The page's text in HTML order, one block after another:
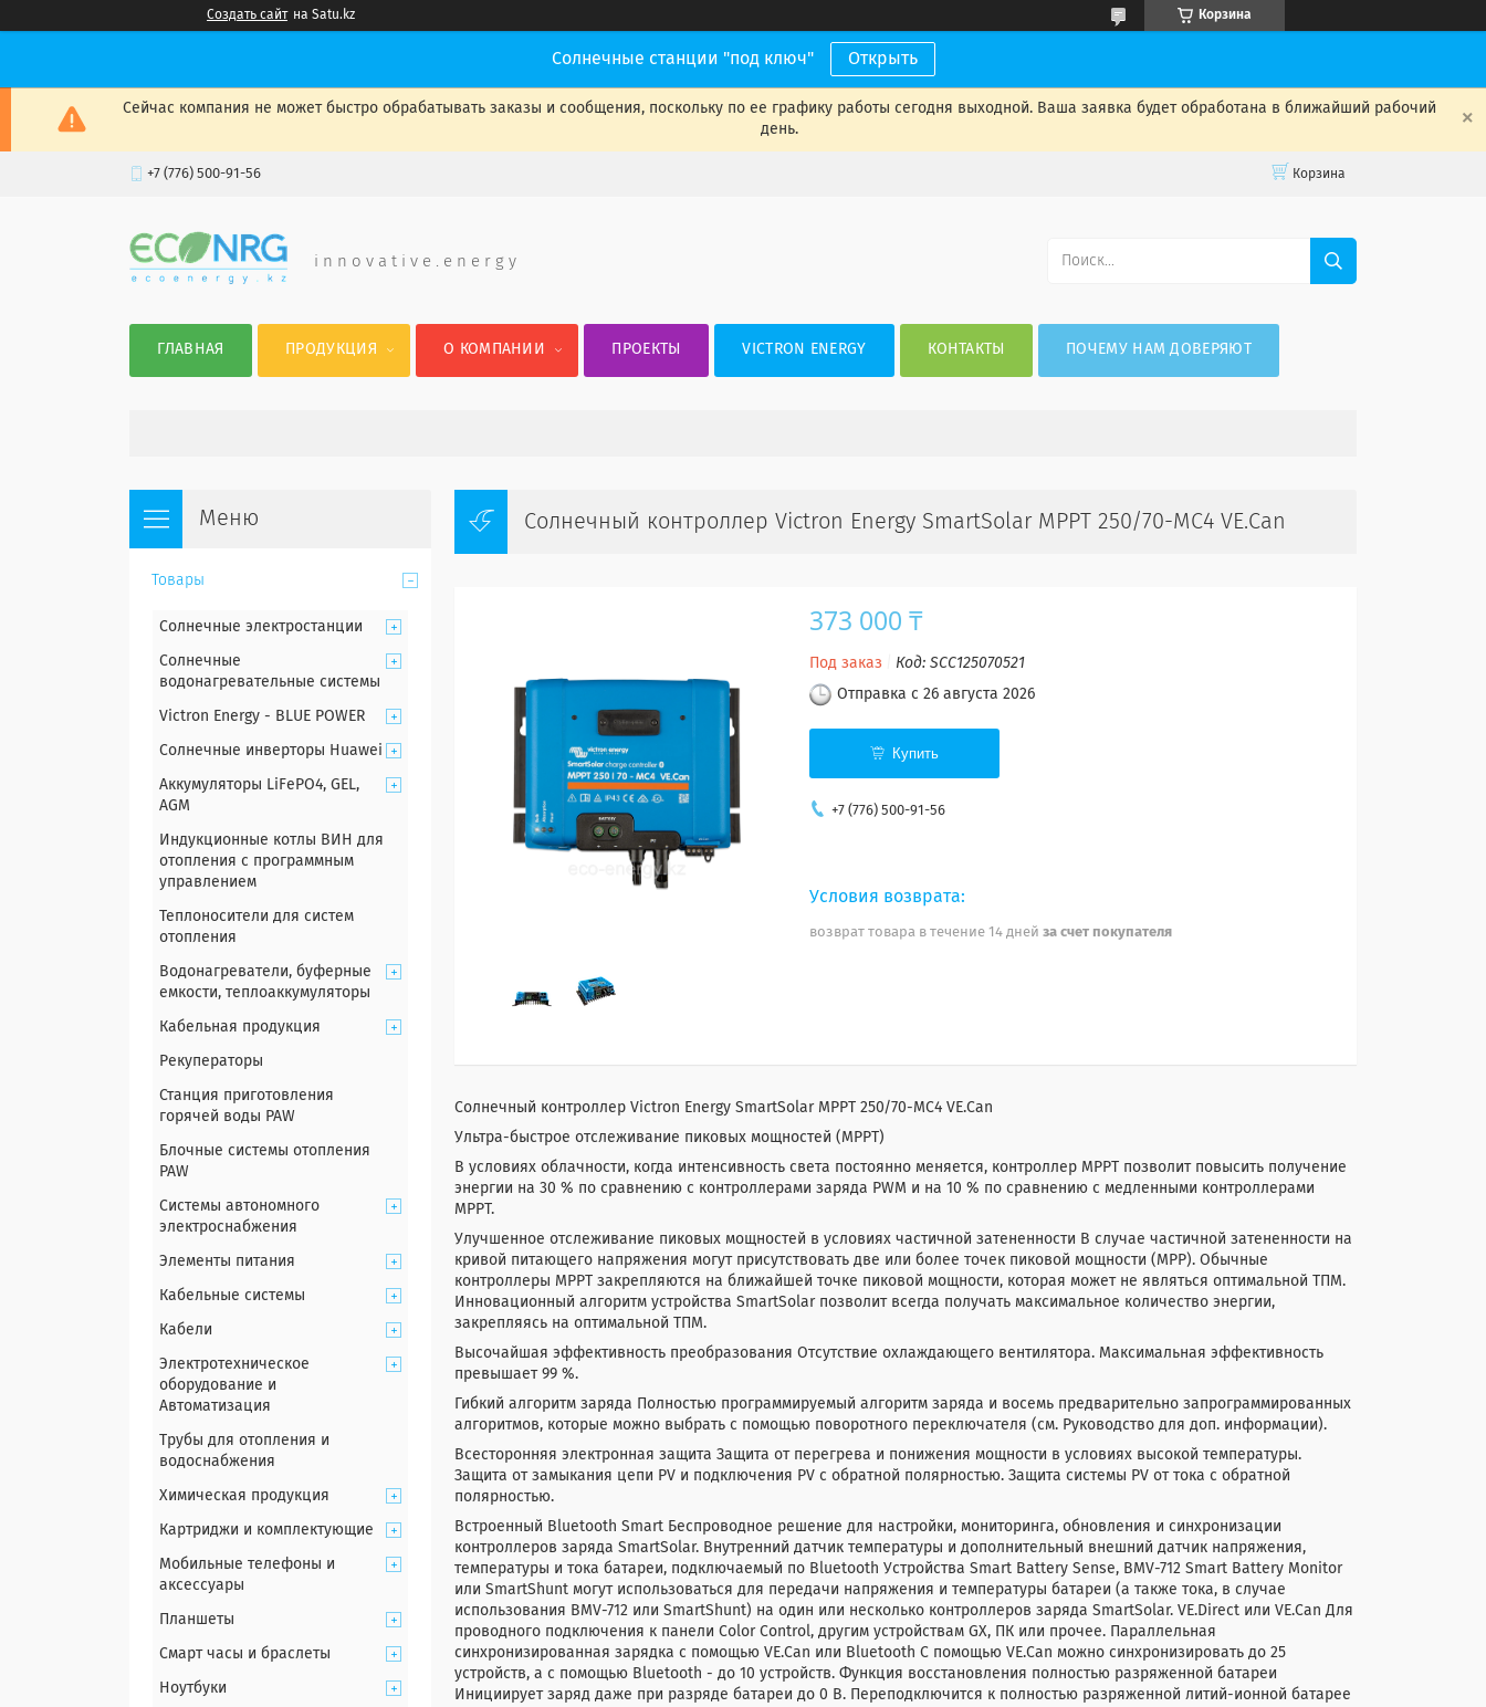
Создать сайт на Satu.kz Корзина
Солнечные станции "под ключ" Открыть
Сейчас компания не может быстро обрабатывать заказы и сообщения, поскольку по ее графику работы сегодня выходной. Ваша заявка будет обработана в ближайший рабочий
день.
+7 (776) 500-91-56 Корзина
i n n o v a t i v e . e n e r g y
ГЛАВНАЯ ПРОДУКЦИЯ О КОМПАНИИ ПРОЕКТЫ VICTRON ENERGY КОНТАКТЫ ПОЧЕМУ НАМ ДОВЕРЯЮТ
Солнечный контроллер Victron Energy SmartSolar MPPT 250/70-MC4 VE.Can
373 000 ₸
Под заказ Код: SCC125070521
Отправка с 26 августа 2026
Купить
+7 (776) 500-91-56
возврат товара в течение 14 дней за счет покупателя
Солнечный контроллер Victron Energy SmartSolar MPPT 250/70-MC4 VE.Can
Ультра-быстрое отслеживание пиковых мощностей (MPPT)
В условиях облачности, когда интенсивность света постоянно меняется, контроллер МРРТ позволит повысить получение
энергии на 30 % по сравнению с контроллерами заряда PWM и на 10 % по сравнению с медленными контроллерами
МРРТ.
Улучшенное отслеживание пиковых мощностей в условиях частичной затененности В случае частичной затененности на
кривой питающего напряжения могут присутствовать две или более точек пиковой мощности (МРР). Обычные
контроллеры МРРТ закрепляются на ближайшей точке пиковой мощности, которая может не являться оптимальной ТПМ.
Инновационный алгоритм устройства SmartSolar позволит всегда получать максимальное количество энергии,
закрепляясь на оптимальной ТПМ.
Высочайшая эффективность преобразования Отсутствие охлаждающего вентилятора. Максимальная эффективность
превышает 99 %.
Гибкий алгоритм заряда Полностью программируемый алгоритм заряда и восемь предварительно запрограммированных
алгоритмов, которые можно выбрать с помощью поворотного переключателя (см. Руководство для доп. информации).
Всесторонняя электронная защита Защита от перегрева и понижения мощности в условиях высокой температуры.
Защита от замыкания цепи PV и подключения PV с обратной полярностью. Защита системы PV от тока с обратной
полярностью.
Встроенный Bluetooth Smart Беспроводное решение для настройки, мониторинга, обновления и синхронизации
контроллеров заряда SmartSolar. Внутренний датчик температуры и дополнительный внешний датчик напряжения,
температуры и тока батареи, подключаемый по Bluetooth Устройства Smart Battery Sense, BMV-712 Smart Battery Monitor
или SmartShunt могут использоваться для передачи напряжения и температуры батареи (а также тока, в случае
использования BMV-712 или SmartShunt) на один или несколько контроллеров заряда SmartSolar. VE.Direct или VE.Can Для
проводного подключения к панели Color Control, другим устройствам GX, ПК или прочее. Параллельная
синхронизированная зарядка с помощью VE.Can или Bluetooth С помощью VE.Can можно синхронизировать до 25
устройств, а с помощью Bluetooth - до 10 устройств. Функция восстановления полностью разряженной батареи
Инициирует заряд даже при разряде батареи до 0 В. Переподключится к полностью разряженной литий-ионной батарее
Товары
Солнечные электростанции
Солнечные
водонагревательные системы
Victron Energy - BLUE POWER
Солнечные инверторы Huawei
Аккумуляторы LiFePO4, GEL,
AGM
Индукционные котлы ВИН для
отопления с программным
управлением
Теплоносители для систем
отопления
Водонагреватели, буферные
емкости, теплоаккумуляторы
Кабельная продукция
Рекуператоры
Станция приготовления
горячей воды PAW
Блочные системы отопления
PAW
Системы автономного
электроснабжения
Элементы питания
Кабельные системы
Кабели
Электротехническое
оборудование и
Автоматизация
Трубы для отопления и
водоснабжения
Химическая продукция
Картриджи и комплектующие
Мобильные телефоны и
аксессуары
Планшеты
Смарт часы и браслеты
Ноутбуки